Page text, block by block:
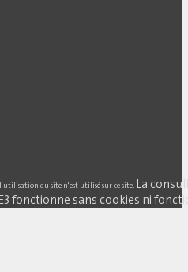
du site n'est utilisé sur ce site. La
fonctionne sans cookies ni